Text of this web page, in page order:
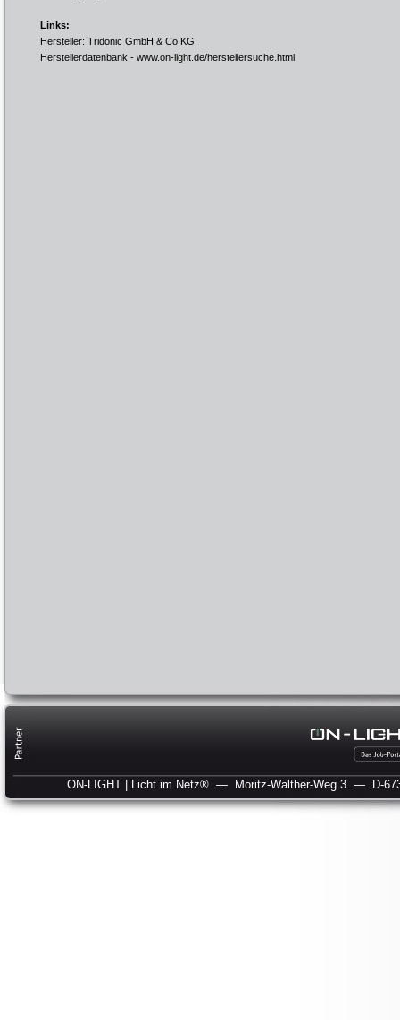
Links:
Hersteller: Tridonic GmbH & Co KG
Herstellerdatenbank - www.on-light.de/herstellersuche.html
ON-LIGHT | Licht im Netz® — Moritz-Walther-Weg 3 — D-